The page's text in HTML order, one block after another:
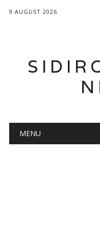
9 AUGUST 2026
Main menu
MENU